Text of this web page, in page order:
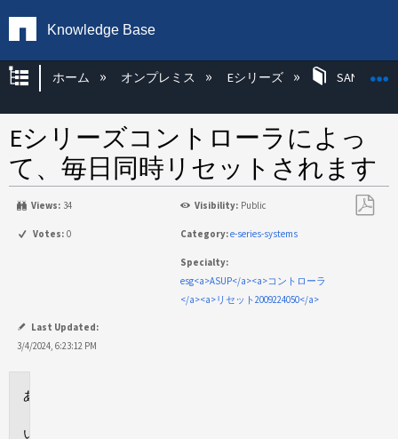
Knowledge Base
グローバル階層を展開/折りたたむ
ホーム オンプレミス Eシリーズ SANtricity
Eシリーズコントローラによっ
て、毎日同時リセットされます
Views: 34 Visibility: Public
Votes: 0 Category:e-series-systems
Specialty:
esg<a>ASUP</a><a>コントローラ
</a><a>リセット2009224050</a>
Last Updated:
3/4/2024, 6:23:12 PM